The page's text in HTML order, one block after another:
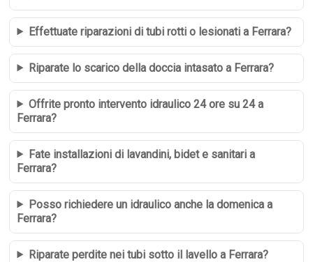
Effettuate riparazioni di tubi rotti o lesionati a Ferrara?
Riparate lo scarico della doccia intasato a Ferrara?
Offrite pronto intervento idraulico 24 ore su 24 a
Ferrara?
Fate installazioni di lavandini, bidet e sanitari a
Ferrara?
Posso richiedere un idraulico anche la domenica a
Ferrara?
Riparate perdite nei tubi sotto il lavello a Ferrara?